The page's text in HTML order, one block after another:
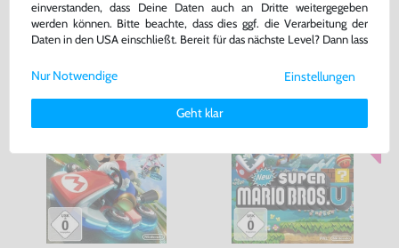
DAS HABEN ANDERE DAZU
GEKAUFT
einverstanden, dass Deine Daten auch an Dritte weitergegeben
werden können. Bitte beachte, dass dies ggf. die Verarbeitung der
Daten in den USA einschließt. Bereit für das nächste Level? Dann lass
Weitere Informationen zu den von uns verwendeten Cookies und
Deinen Rechten als Nutzer findest Du in unsererDaten­schutz­
Impressum.
Einstellungen
Geht klar
Nur Notwendige